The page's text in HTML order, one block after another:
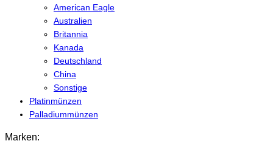
American Eagle
Australien
Britannia
Kanada
Deutschland
China
Sonstige
Platinmünzen
Palladiummünzen
Marken: